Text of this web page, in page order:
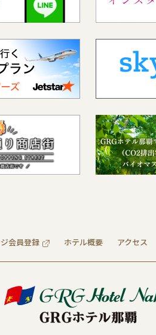
会員登録 ホテル概要 アクセス